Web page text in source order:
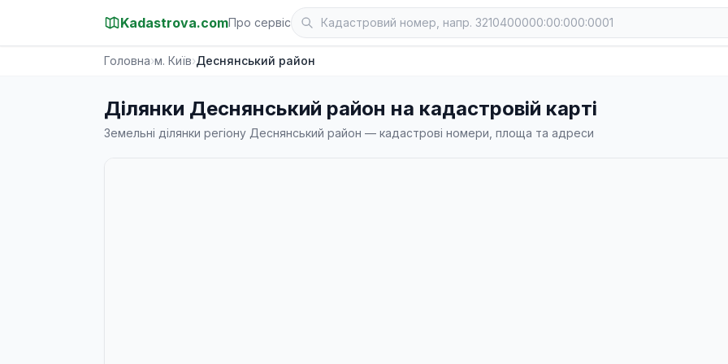
Kadastrova.comПро сервіс
Головна›м. Київ›Деснянський район
Ділянки Деснянський район на кадастровій карті
Земельні ділянки регіону Деснянський район — кадастрові номери, площа та адреси